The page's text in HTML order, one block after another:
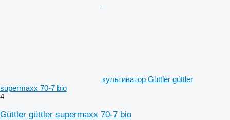
культиватор Güttler güttler
supermaxx 70-7 bio
4
Güttler güttler supermaxx 70-7 bio